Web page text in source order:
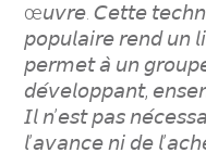
œ𝘶𝘷𝘳𝘦. 𝘊𝘦𝘵𝘵𝘦
𝘱𝘰𝘱𝘶𝘭𝘢𝘪𝘳𝘦 𝘳𝘦𝘯𝘥 𝘶𝘯
𝘱𝘦𝘳𝘮𝘦𝘵 𝘢̀ 𝘶𝘯 𝘨𝘳𝘰𝘶𝘱𝘦
𝘥𝘦́𝘷𝘦𝘭𝘰𝘱𝘱𝘢𝘯𝘵,
𝘐𝘭 𝘯’𝘦𝘴𝘵 𝘱𝘢𝘴
𝘭’𝘢𝘷𝘢𝘯𝘤𝘦 𝘯𝘪 𝘥𝘦